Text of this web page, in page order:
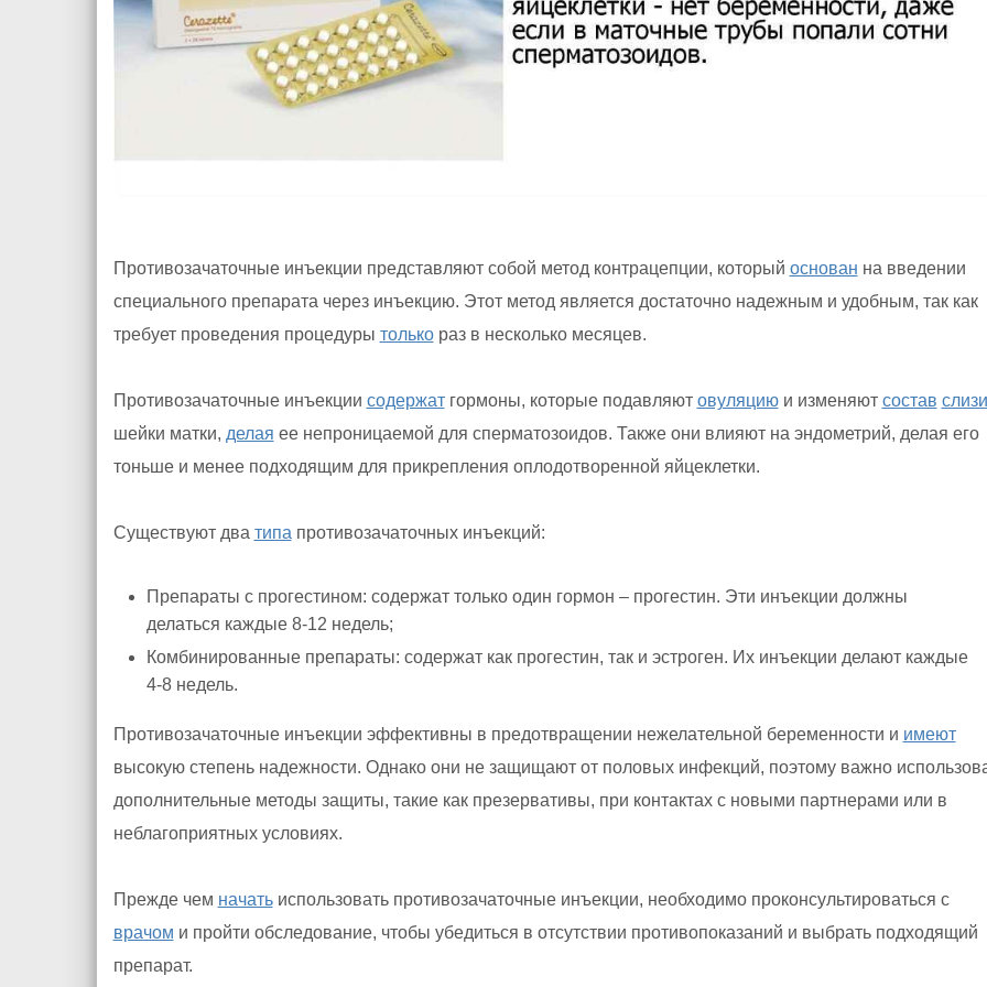
Противозачаточные инъекции представляют собой метод контрацепции, который основан на введении
специального препарата через инъекцию. Этот метод является достаточно надежным и удобным, так как
требует проведения процедуры толькораз в несколько месяцев.
Противозачаточные инъекции содержатгормоны, которые подавляют овуляциюи изменяют состав слизи
шейки матки, делая ее непроницаемой для сперматозоидов. Также они влияют на эндометрий, делая его
тоньше и менее подходящим для прикрепления оплодотворенной яйцеклетки.
Существуют два типа противозачаточных инъекций:
Препараты с прогестином: содержат только один гормон – прогестин. Эти инъекции должны
делаться каждые 8-12 недель;
Комбинированные препараты: содержат как прогестин, так и эстроген. Их инъекции делают каждые
4-8 недель.
Противозачаточные инъекции эффективны в предотвращении нежелательной беременности и имеют
высокую степень надежности. Однако они не защищают от половых инфекций, поэтому важно
дополнительные методы защиты, такие как презервативы, при контактах с новыми партнерами или в
неблагоприятных условиях.
Прежде чем начатьиспользовать противозачаточные инъекции, необходимо проконсультироваться с
врачом и пройти обследование, чтобы убедиться в отсутствии противопоказаний и выбрать подходящий
препарат.